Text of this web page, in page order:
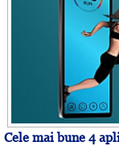
Cele mai bune 4